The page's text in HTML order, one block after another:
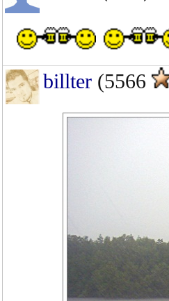
billter (5566